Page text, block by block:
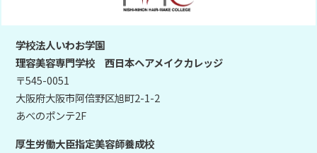
学校法人いわお学園
理容美容専門学校 西日本ヘアメイクカレッジ
〒545-0051
大阪府大阪市阿倍野区旭町2-1-2
あべのポンテ2F
厚生労働大臣指定美容師養成校